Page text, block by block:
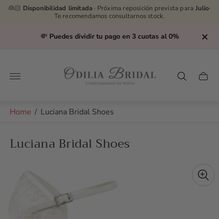
👰🏻 Disponibilidad limitada · Próxima reposición prevista para Julio·
Te recomendamos consultarnos stock.
💸 Puedes dividir tu pago en 3 cuotas al 0%
Store
logo"
Cart
Home / Luciana Bridal Shoes
Luciana Bridal Shoes